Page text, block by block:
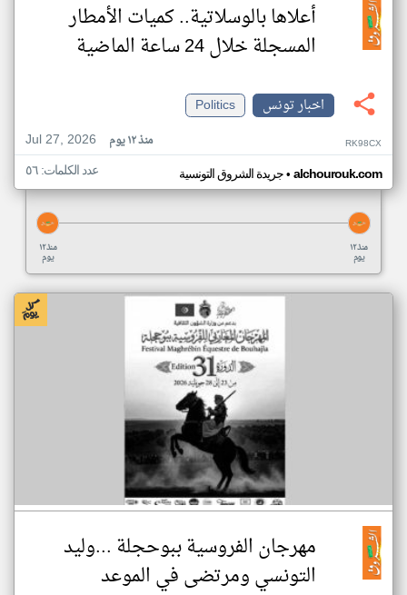
أعلاها بالوسلاتية.. كميات الأمطار
المسجلة خلال 24 ساعة الماضية
اخبار تونس
Politics
Jul 27, 2026
منذ ١٢ يوم RK98CX
جريدة الشروق التونسية• alchourouk.com عدد الكلمات: ٥٦
منذ ١٢
يوم
منذ ١٢
يوم
مهرجان الفروسية ببوحجلة ...وليد
التونسي ومرتضى في الموعد